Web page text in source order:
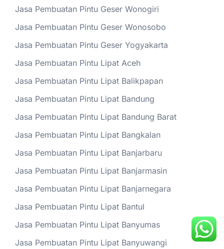
Jasa Pembuatan Pintu Geser Wonogiri
Jasa Pembuatan Pintu Geser Wonosobo
Jasa Pembuatan Pintu Geser Yogyakarta
Jasa Pembuatan Pintu Lipat Aceh
Jasa Pembuatan Pintu Lipat Balikpapan
Jasa Pembuatan Pintu Lipat Bandung
Jasa Pembuatan Pintu Lipat Bandung Barat
Jasa Pembuatan Pintu Lipat Bangkalan
Jasa Pembuatan Pintu Lipat Banjarbaru
Jasa Pembuatan Pintu Lipat Banjarmasin
Jasa Pembuatan Pintu Lipat Banjarnegara
Jasa Pembuatan Pintu Lipat Bantul
Jasa Pembuatan Pintu Lipat Banyumas
Jasa Pembuatan Pintu Lipat Banyuwangi